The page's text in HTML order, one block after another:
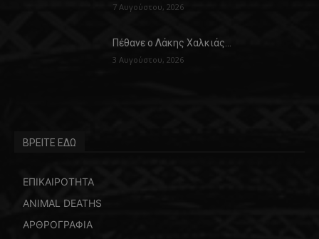
7 Αυγούστου, 2026
Πέθανε ο Λάκης Χαλκιάς…
3 Αυγούστου, 2026
ΒΡΕΙΤΕ ΕΔΩ
ΕΠΙΚΑΙΡΟΤΗΤΑ
ANIMAL DEATHS
ΑΡΘΡΟΓΡΑΦΙΑ